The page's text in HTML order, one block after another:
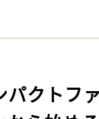
パクトフ